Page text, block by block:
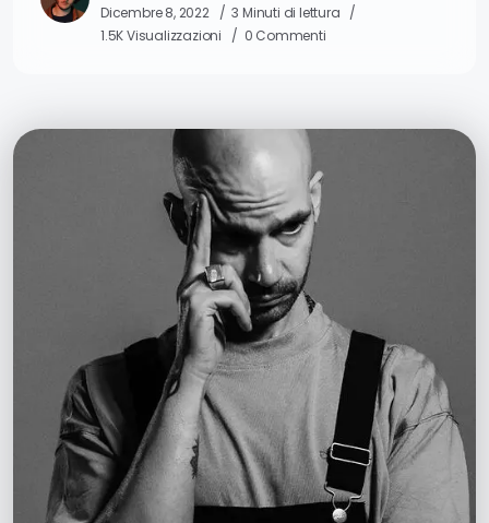
Dicembre 8, 2022
3 Minuti di lettura
1.5K Visualizzazioni
0 Commenti